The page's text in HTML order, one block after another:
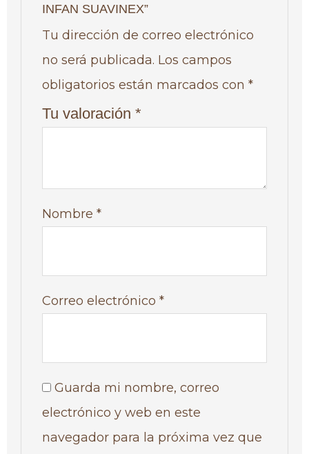
INFAN SUAVINEX”
Tu dirección de correo electrónico
no será publicada. Los campos
obligatorios están marcados con*
Tu valoración*
Nombre*
Correo electrónico*
Guarda mi nombre, correo
electrónico y web en este
navegador para la próxima vez que